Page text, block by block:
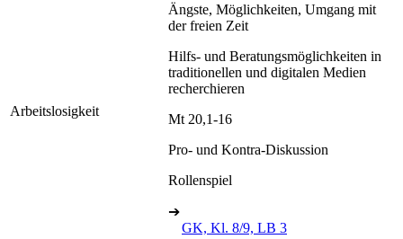
Arbeitslosigkeit
Ängste, Möglichkeiten, Umgang mit
der freien Zeit
Hilfs- und Beratungsmöglichkeiten in
traditionellen und digitalen Medien
recherchieren
Mt 20,1-16
Pro- und Kontra-Diskussion
Rollenspiel
➔
GK, Kl. 8/9, LB 3